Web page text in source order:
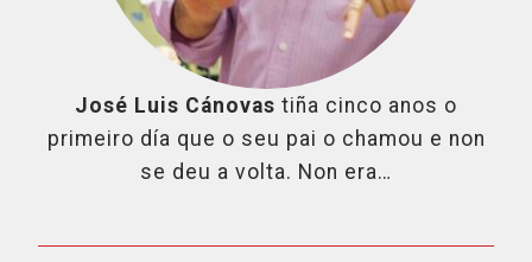
José Luis Cánovas tiña cinco anos o
primeiro día que o seu pai o chamou e non
se deu a volta. Non era…